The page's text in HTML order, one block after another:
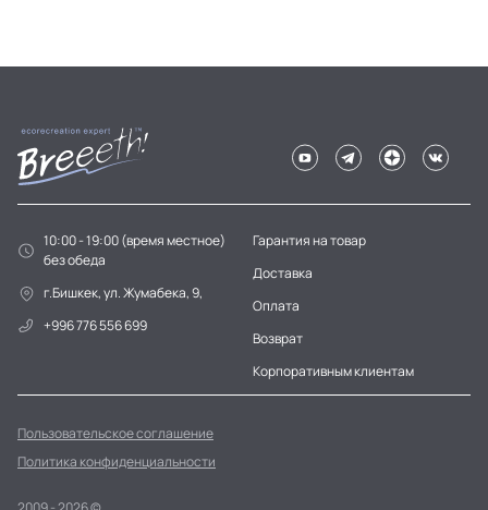
10:00 - 19:00 (время местное)
без обеда
г.Бишкек, ул. Жумабека, 9,
+996 776 556 699
Гарантия на товар
Доставка
Оплата
Возврат
Корпоративным клиентам
Пользовательское соглашение
Политика конфиденциальности